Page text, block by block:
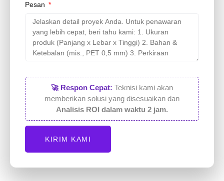
Pesan
🚀 Respon Cepat: Teknisi kami akan
memberikan solusi yang disesuaikan dan
Analisis ROI dalam waktu 2 jam.
KIRIM KAMI